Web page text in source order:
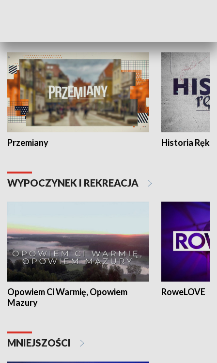
Przemiany Historia Ręką
WYPOCZYNEK I REKREACJA
Opowiem Ci Warmię, Opowiem
Mazury
RoweLOVE
MNIEJSZOŚCI